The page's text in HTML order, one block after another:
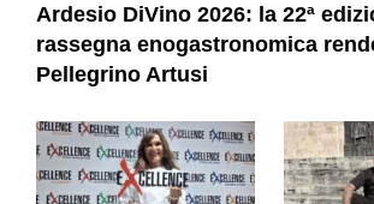
Ardesio DiVino 2026: la 22ª
rassegna enogastronomica
Pellegrino Artusi